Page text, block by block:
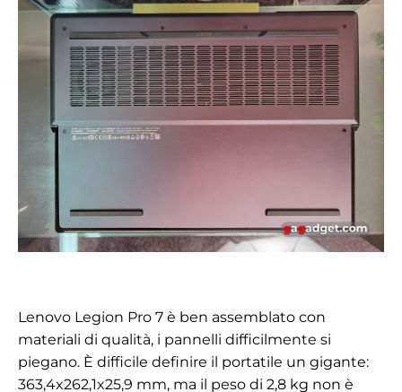
Lenovo Legion Pro 7 è ben assemblato con
materiali di qualità, i pannelli difficilmente si
piegano. È difficile definire il portatile un gigante:
363,4x262,1x25,9 mm, ma il peso di 2,8 kg non è